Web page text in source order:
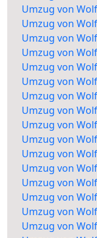
Umzug von
Umzug von
Umzug von
Umzug von
Umzug von
Umzug von
Umzug von
Umzug von
Umzug von
Umzug von
Umzug von
Umzug von
Umzug von
Umzug von
Umzug von
Umzug von